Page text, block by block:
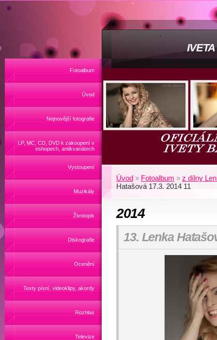
Fotoalbum
Úvod
Nejnovější fotografie
LP, MC, CD, DVD k zakoupení v
eshopech, antikvariátech
Vystoupení
Muzikály
Životopis
Diskografie
Ocenění
Texty písní, videoklipy, akordy
Rozhlas
Televize
Úvod » Fotoalbum » z dílny
Hatašová 17.3. 2014 11
2014
13. Lenka